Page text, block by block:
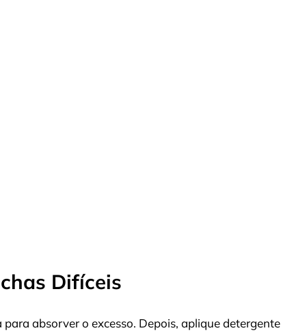
Difíceis
para absorver o excesso. Depois, aplique detergente